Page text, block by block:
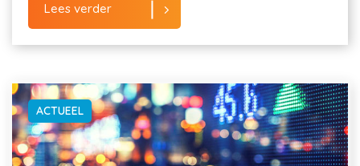
Lees verder
ACTUEEL